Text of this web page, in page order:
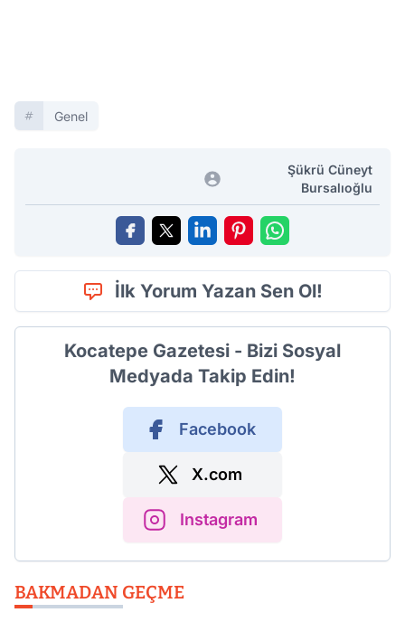
Genel
Şükrü Cüneyt
Bursalıoğlu
İlk Yorum Yazan Sen Ol!
Kocatepe Gazetesi - Bizi Sosyal
Medyada Takip Edin!
Facebook
X.com
Instagram
BAKMADAN GEÇME